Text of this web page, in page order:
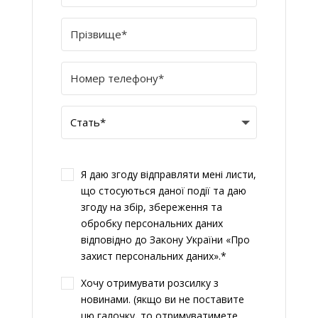
Я даю згоду відправляти мені листи,
що стосуються даної події та даю
згоду на збір, збереження та
обробку персональних даних
відповідно до Закону України «Про
захист персональних даних».*
Хочу отримувати розсилку з
новинами. (якщо ви не поставите